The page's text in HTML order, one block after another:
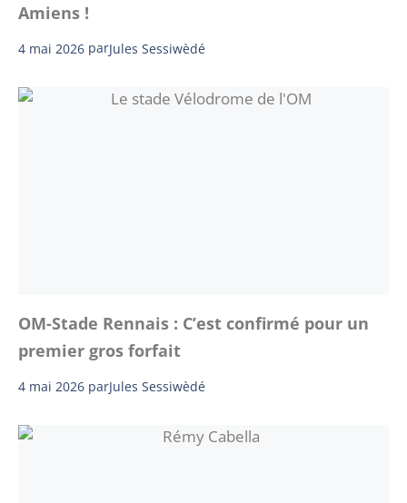
Amiens !
4 mai 2026 parJules Sessiwèdé
OM-Stade Rennais : C’est confirmé pour un
premier gros forfait
4 mai 2026 parJules Sessiwèdé